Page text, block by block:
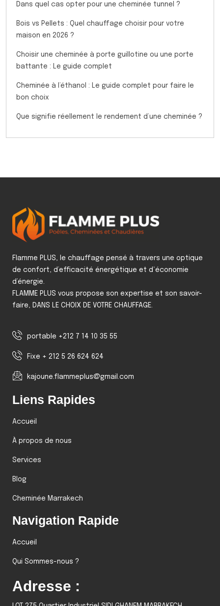
Dans quel cas opter pour une cheminée tunnel ?
Bois vs Pellets : Quel chauffage choisir pour votre
maison en 2026 ?
Choisir une cheminée à porte guillotine ou une porte
battante : Le guide complet
Cheminée à l’éthanol : Le guide complet pour faire le
bon choix
Que signifie réellement le rendement d’une cheminée ?
Flamme PLUS, le chauffage pensé à travers une optique
de confort, d’efficacité énergétique et d‘économie
d’énergie.
FLAMME PLUS vous propose son expertise et son savoir-
faire, DANS LE CHOIX DE VOTRE CHAUFFAGE.
portable +212 7 14 10 35 55
Fixe + 212 5 26 624 624
kajoune.flammeplus@gmail.com
Liens Rapides
Accueil
À propos de nous
Services
Blog
Cheminée Marrakech
Navigation Rapide
Accueil
Qui Sommes-nous ?
Adresse :